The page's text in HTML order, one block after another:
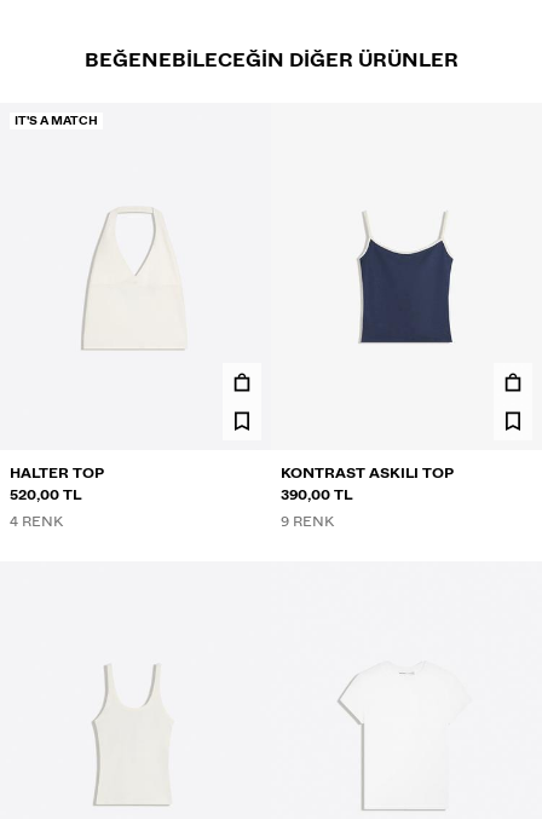
BEĞENEBILECEĞIN DIĞER ÜRÜNLER
IT'S A MATCH
HALTER TOP
520,00 TL
4 RENK
KONTRAST ASKILI TOP
390,00 TL
9 RENK